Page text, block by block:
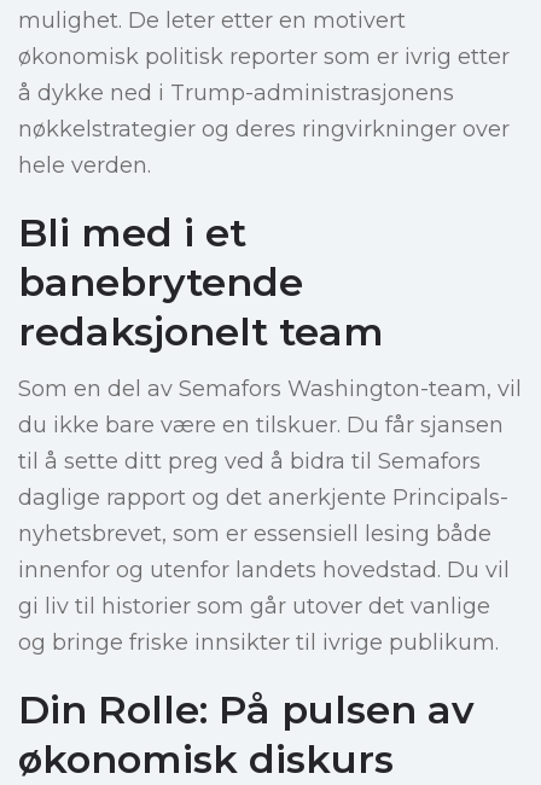
mulighet. De leter etter en motivert
økonomisk politisk reporter som er ivrig etter
å dykke ned i Trump-administrasjonens
nøkkelstrategier og deres ringvirkninger over
hele verden.
Bli med i et
banebrytende
redaksjonelt team
Som en del av Semafors Washington-team, vil
du ikke bare være en tilskuer. Du får sjansen
til å sette ditt preg ved å bidra til Semafors
daglige rapport og det anerkjente Principals-
nyhetsbrevet, som er essensiell lesing både
innenfor og utenfor landets hovedstad. Du vil
gi liv til historier som går utover det vanlige
og bringe friske innsikter til ivrige publikum.
Din Rolle: På pulsen av
økonomisk diskurs